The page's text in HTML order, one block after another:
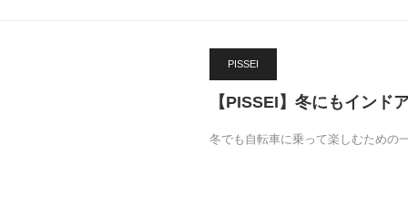
PISSEI
【PISSEI】冬にもインド
冬でも自転車に乗って楽しむための